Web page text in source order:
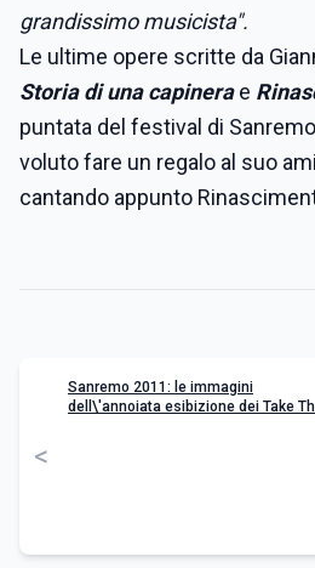
grandissimo musicista".
Le ultime opere scritte da
Storia di una capinerae
puntata del festival di
voluto fare un regalo al suo
cantando appunto
<
Sanremo 2011: le immagini
dell\'annoiata esibizione dei Take